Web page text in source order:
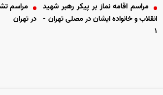
مراسم اقامه نماز بر پیکر رهبر شهید
انقلاب و خانواده ایشان در مصلی تهران -
۱
مراسم
در تهران